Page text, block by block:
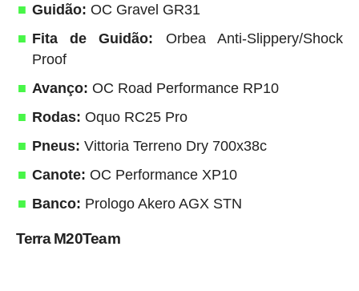
Guidão: OC Gravel GR31
Fita de Guidão: Orbea Anti-Slippery/Shock
Proof
Avanço: OC Road Performance RP10
Rodas: Oquo RC25 Pro
Pneus: Vittoria Terreno Dry 700x38c
Canote: OC Performance XP10
Banco: Prologo Akero AGX STN
Terra M20Team